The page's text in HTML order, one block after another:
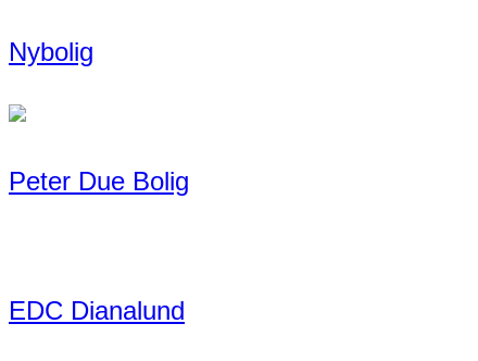
Nybolig
Peter Due Bolig
EDC Dianalund